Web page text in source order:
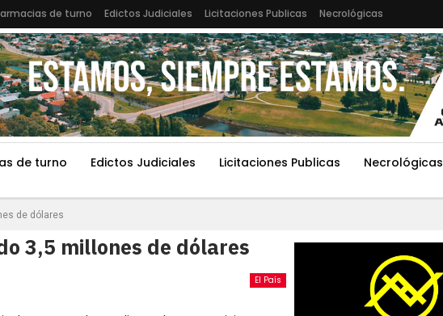
de turno Edictos Judiciales Licitaciones Publicas Necrológicas
de turno Edictos Judiciales Licitaciones Publicas Necrológicas
de dólares
3,5 millones de dólares
El País